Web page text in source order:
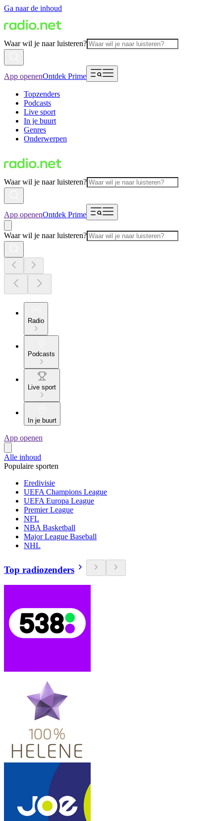
Ga naar de inhoud
Waar wil je naar luisteren?
App openenOntdek Prime
Topzenders
Podcasts
Live sport
In je buurt
Genres
Onderwerpen
Waar wil je naar luisteren?
App openenOntdek Prime
Waar wil je naar luisteren?
Radio
Podcasts
Live sport
In je buurt
App openen
Alle inhoud
Populaire sporten
Eredivisie
UEFA Champions League
UEFA Europa League
Premier League
NFL
NBA Basketball
Major League Baseball
NHL
Top radiozenders